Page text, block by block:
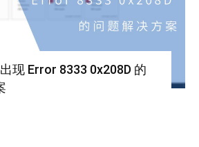
现 Error 8333 0x208D 的